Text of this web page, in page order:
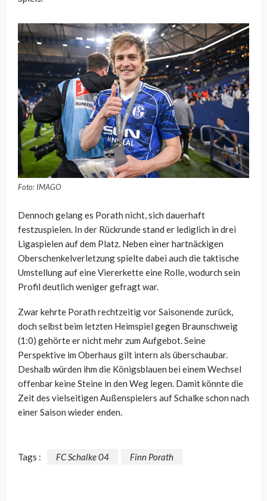
Foto: IMAGO
Dennoch gelang es Porath nicht, sich dauerhaft
festzuspielen. In der Rückrunde stand er lediglich in drei
Ligaspielen auf dem Platz. Neben einer hartnäckigen
Oberschenkelverletzung spielte dabei auch die taktische
Umstellung auf eine Viererkette eine Rolle, wodurch sein
Profil deutlich weniger gefragt war.
Zwar kehrte Porath rechtzeitig vor Saisonende zurück,
doch selbst beim letzten Heimspiel gegen Braunschweig
(1:0) gehörte er nicht mehr zum Aufgebot. Seine
Perspektive im Oberhaus gilt intern als überschaubar.
Deshalb würden ihm die Königsblauen bei einem Wechsel
offenbar keine Steine in den Weg legen. Damit könnte die
Zeit des vielseitigen Außenspielers auf Schalke schon nach
einer Saison wieder enden.
Tags : FC Schalke 04 Finn Porath